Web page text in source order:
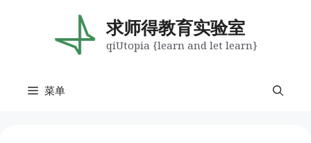
求师得教育实验室
qiUtopia {learn and let learn}
菜单